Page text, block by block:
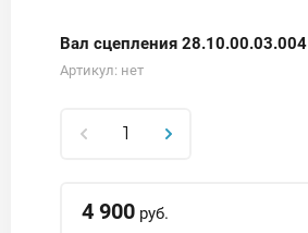
Вал сцепления 28.10.00.03.004
Артикул: нет
4 900 руб.